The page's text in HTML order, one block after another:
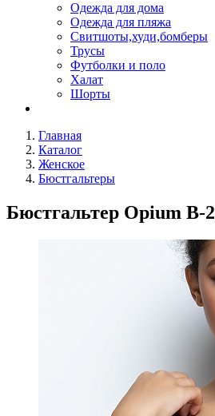
Одежда для дома
Одежда для пляжа
Свитшоты,худи,бомберы
Трусы
Футболки и поло
Халат
Шорты
Главная
Каталог
Женское
Бюстгальтеры
Бюстгальтер Opium B-2